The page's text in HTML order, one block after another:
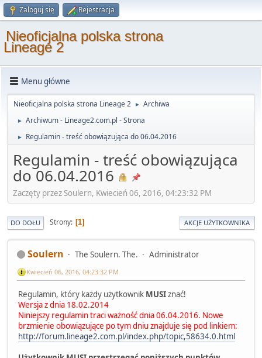
Zaloguj się Rejestracja
Nieoficjalna polska strona
Lineage 2
Menu główne
Nieoficjalna polska strona Lineage 2 ► Archiwa
► Archiwum - Lineage2.com.pl - Strona
► Regulamin - treść obowiązująca do 06.04.2016
Regulamin - treść obowiązująca
do 06.04.2016
Zaczęty przez Soulern, Kwiecień 06, 2016, 04:23:32 PM
DO DOŁU Strony 1 AKCJE UŻYTKOWNIKA
Soulern The Soulern. The. Administrator
Kwiecień 06, 2016, 04:23:32 PM
Regulamin, który każdy użytkownik MUSIznać!
Wersja z dnia 18.02.2014
Niniejszy regulamin traci ważność dnia 06.04.2016. Nowe
brzmienie obowiązujące po tym dniu znajduje się pod linkiem:
http://forum.lineage2.com.pl/index.php/topic,58634.0.html